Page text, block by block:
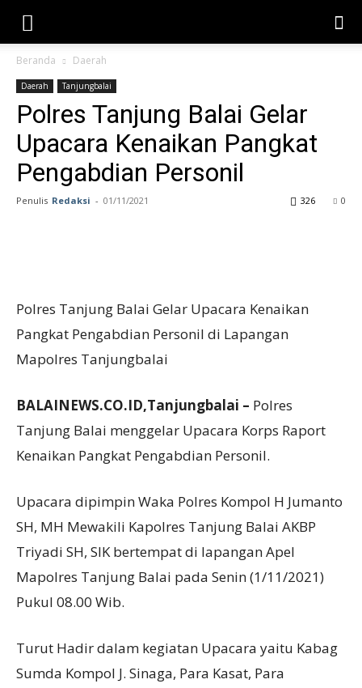
Beranda Daerah
Daerah Tanjungbalai
Polres Tanjung Balai Gelar
Upacara Kenaikan Pangkat
Pengabdian Personil
Penulis Redaksi - 01/11/2021 0
326
Polres Tanjung Balai Gelar Upacara Kenaikan
Pangkat Pengabdian Personil di Lapangan
Mapolres Tanjungbalai
BALAINEWS.CO.ID,Tanjungbalai – Polres
Tanjung Balai menggelar Upacara Korps Raport
Kenaikan Pangkat Pengabdian Personil.
Upacara dipimpin Waka Polres Kompol H Jumanto
SH, MH Mewakili Kapolres Tanjung Balai AKBP
Triyadi SH, SIK bertempat di lapangan Apel
Mapolres Tanjung Balai pada Senin (1/11/2021)
Pukul 08.00 Wib.
Turut Hadir dalam kegiatan Upacara yaitu Kabag
Sumda Kompol J. Sinaga, Para Kasat, Para